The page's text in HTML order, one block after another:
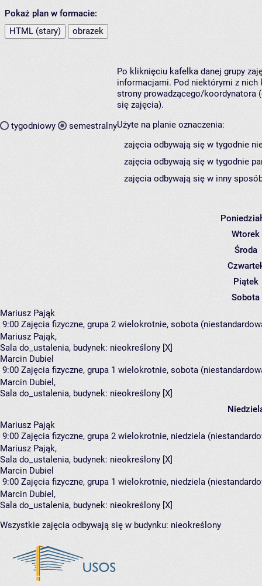
Pokaż plan w formacie:
HTML (stary)
obrazek
tygodniowy semestralny
Po kliknięciu kafelka danej grupy
informacjami. Pod niektórymi z nich
strony prowadzącego/koordynatora
się zajęcia).
Użyte na planie oznaczenia:
zajęcia odbywają się w tygodnie
zajęcia odbywają się w tygodnie
zajęcia odbywają się w inny
Wtorek
Środa
Piątek
Sobota
Mariusz Pająk
9:00 Zajęcia fizyczne, grupa 2 wielokrotnie, sobota
Mariusz Pająk,
Sala do_ustalenia, budynek: nieokreślony [X]
Marcin Dubiel
9:00 Zajęcia fizyczne, grupa 1 wielokrotnie, sobota
Marcin Dubiel ,
Sala do_ustalenia, budynek: nieokreślony [X]
Mariusz Pająk
9:00 Zajęcia fizyczne, grupa 2 wielokrotnie, niedziela
Mariusz Pająk,
Sala do_ustalenia, budynek: nieokreślony [X]
Marcin Dubiel
9:00 Zajęcia fizyczne, grupa 1 wielokrotnie, niedziela
Marcin Dubiel ,
Sala do_ustalenia, budynek: nieokreślony [X]
Wszystkie zajęcia odbywają się w budynku: nieokreślony